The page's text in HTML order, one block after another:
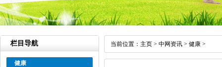
栏目导航
健康
当前位置： 主页 > 中网资讯 > 健康 >